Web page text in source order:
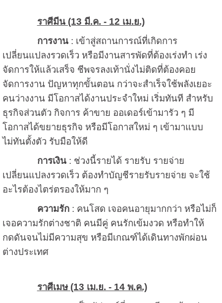
ราศีมีน (13 มี.ค. - 12 เม.ย.)
การงาน: เข้าสู่สถานการณ์ที่เกิดการ
เปลี่ยนแปลงรวดเร็ว หรือมีงานสารพัดที่ต้องเร่งทำ เร่ง
จัดการให้แล้วเสร็จ ชีพจรลงเท้านั่งไม่ติดที่ต้องคอย
จัดการงาน ปัญหาทุกขั้นตอน กว่าจะสำเร็จใช้พลังเยอะ
คนว่างงาน มีโอกาสได้งานประจำใหม่ เริ่มทันที สำหรับ
ธุรกิจส่วนตัว กิจการ ค้าขาย ออเดอร์เข้ามารัว ๆ มี
โอกาสได้ขยายธุรกิจ หรือมีโอกาสใหม่ ๆ เข้ามาแบบ
ไม่ทันตั้งตัว รับมือให้ดี
การเงิน: ช่วงนี้รายได้ รายรับ รายจ่าย
เปลี่ยนแปลงรวดเร็ว ต้องทำบัญชีรายรับรายจ่าย จะใช้
อะไรต้องไตร่ตรองให้มาก ๆ
ความรัก: คนโสด เจอคนอายุมากกว่า หรือไม่ก็
เจอความรักต่างชาติ คนมีคู่ คนรักเข้มงวด หรือทำให้
กดดันจนไม่มีความสุข หรือมีเกณฑ์ได้เดินทางพักผ่อน
ต่างประเทศ
ราศีเมษ (13 เม.ย. - 14 พ.ค.)